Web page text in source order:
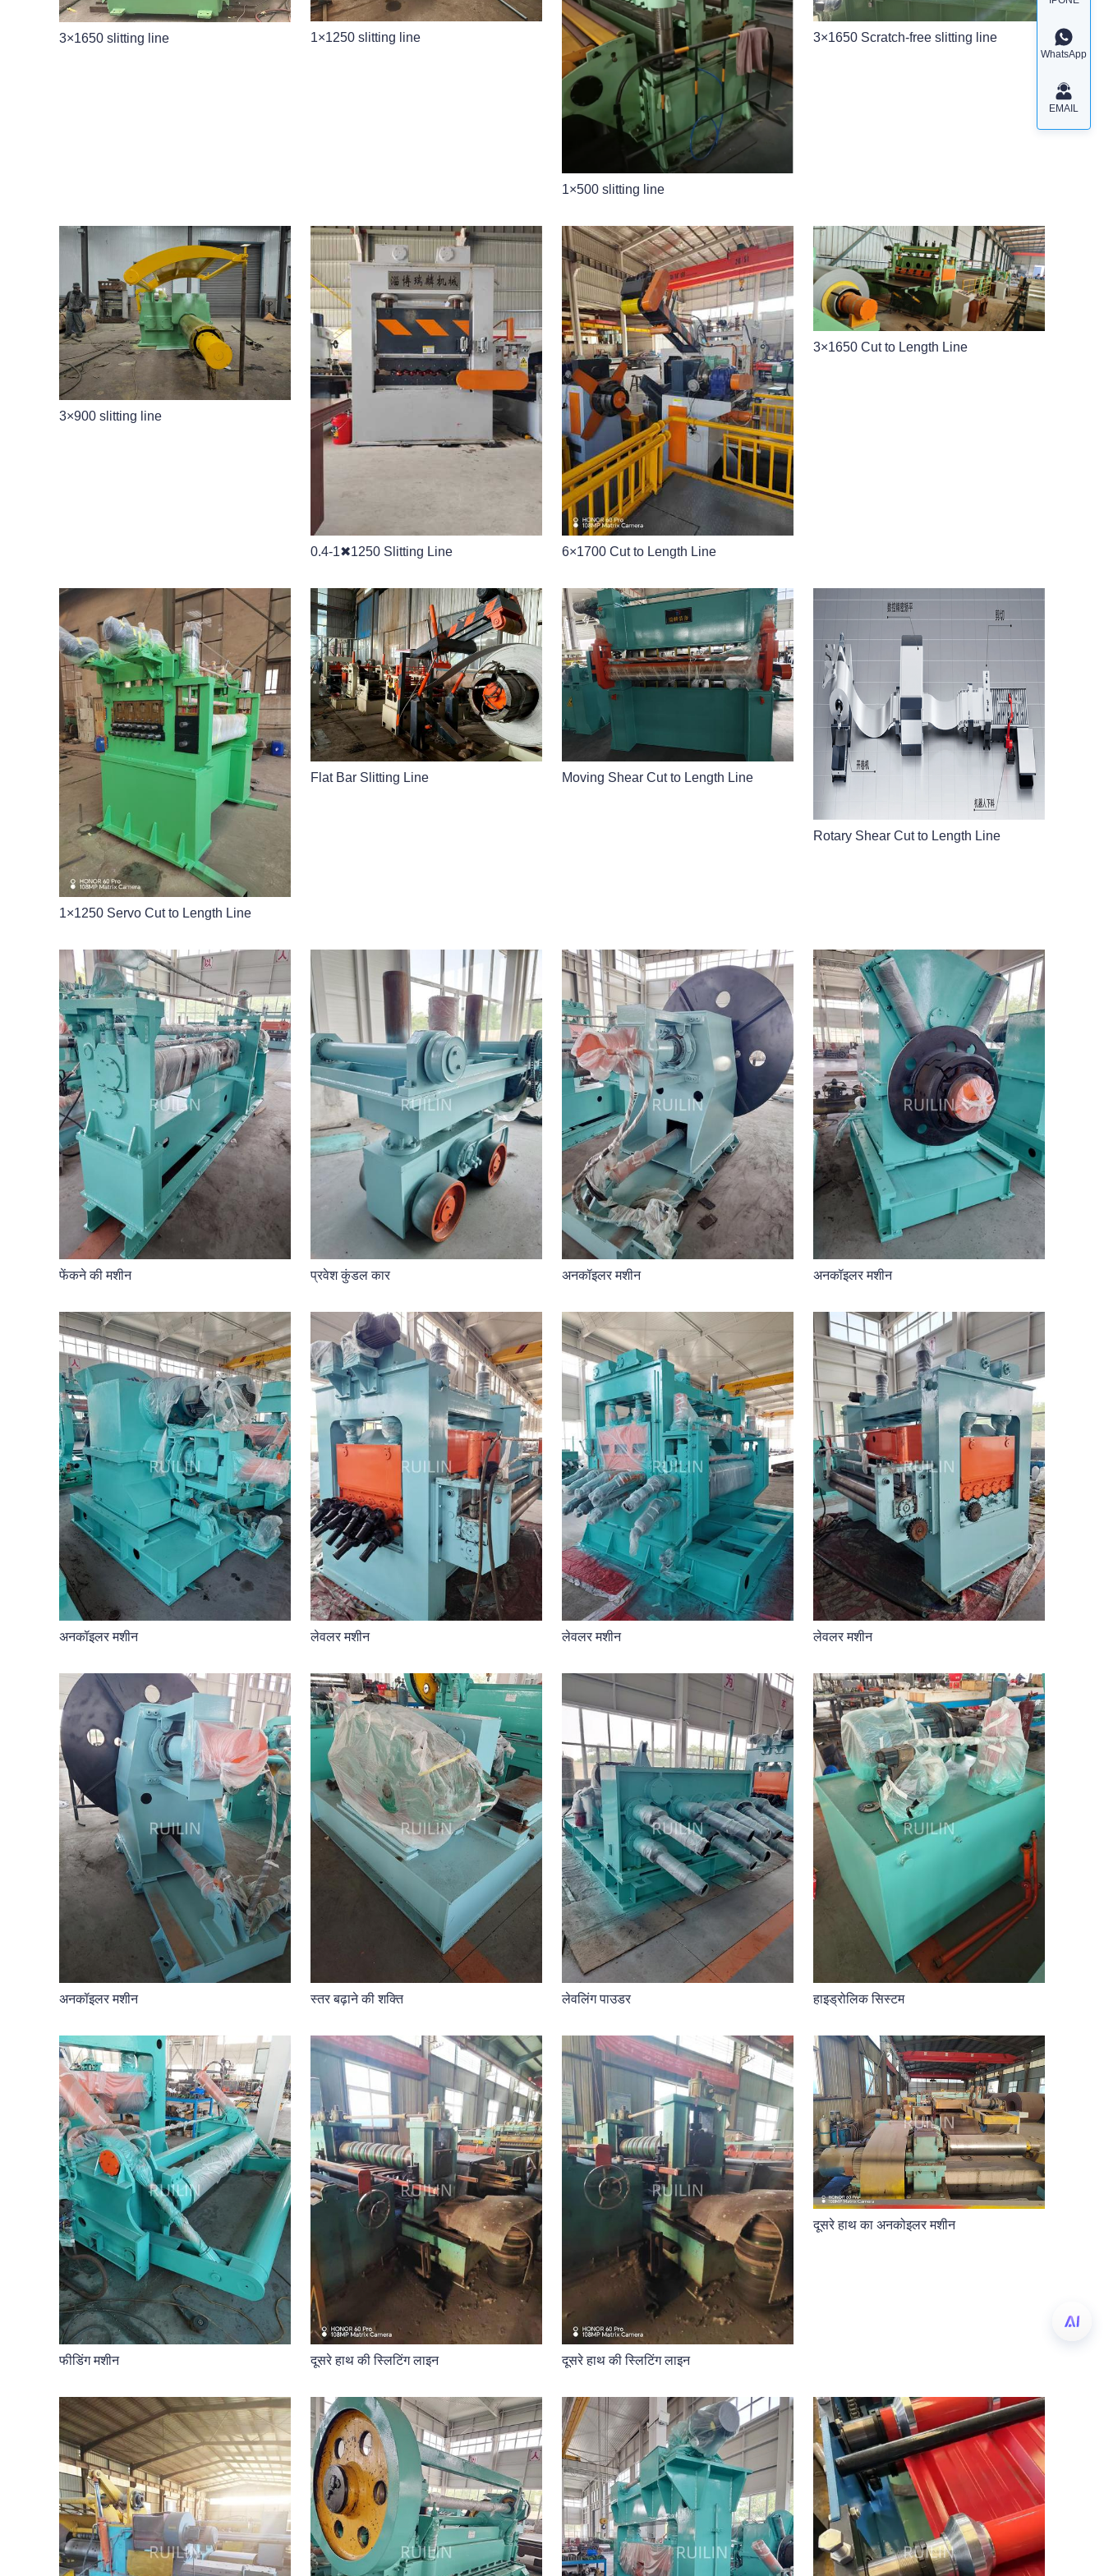
3×1650 slitting line 1×1250 slitting line
1×500 slitting line
3×1650 Scratch-free slitting line
3×900 slitting line
0.4-1✖1250 Slitting Line 6×1700 Cut to Length Line
3×1650 Cut to Length Line
1×1250 Servo Cut to Length Line
Flat Bar Slitting Line Moving Shear Cut to Length Line
Rotary Shear Cut to Length Line
फेंकने की मशीन प्रवेश कुंडल कार अनकॉइलर मशीन अनकॉइलर मशीन
अनकॉइलर मशीन लेवलर मशीन लेवलर मशीन लेवलर मशीन
अनकॉइलर मशीन स्तर बढ़ाने की शक्ति लेवलिंग पाउडर हाइड्रोलिक सिस्टम
फीडिंग मशीन दूसरे हाथ की स्लिटिंग लाइन दूसरे हाथ की स्लिटिंग लाइन
दूसरे हाथ का अनकोइलर मशीन
WhatsApp
EMAIL